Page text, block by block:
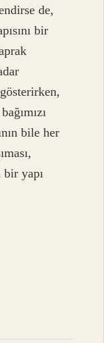
de,
bir
bile her
bir yapı